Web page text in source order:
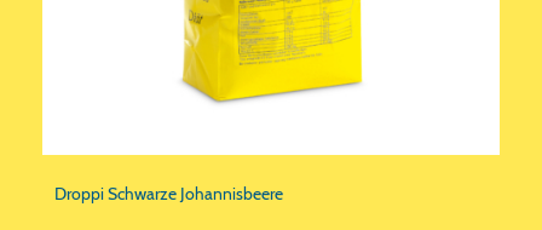
Droppi Schwarze Johannisbeere